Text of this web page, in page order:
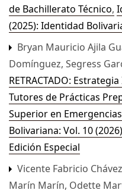
de Bachillerato Técnico,
(2025): Identidad
Bryan Mauricio Ajila
Domínguez, Segress
RETRACTADO:
Tutores de Prácticas
Superior en
Bolivariana: Vol. 10
Edición Especial
Vicente Fabricio
Marín Marín, Odette